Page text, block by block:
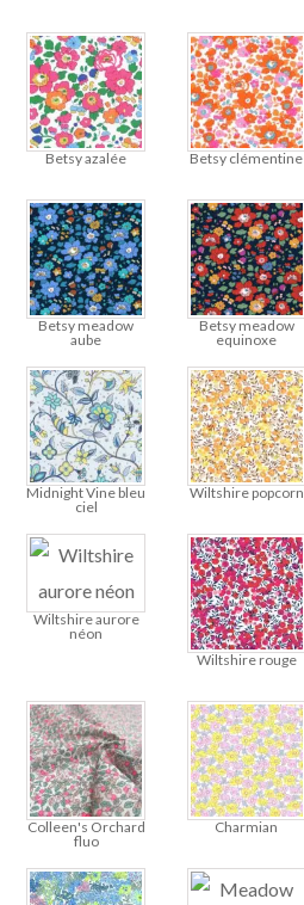
Betsy azalée Betsy clémentine
Betsy meadow
aube
Betsy meadow
equinoxe
Midnight Vine bleu
ciel
Wiltshire popcorn
Wiltshire aurore
néon
Wiltshire rouge
Colleen's Orchard
fluo
Charmian